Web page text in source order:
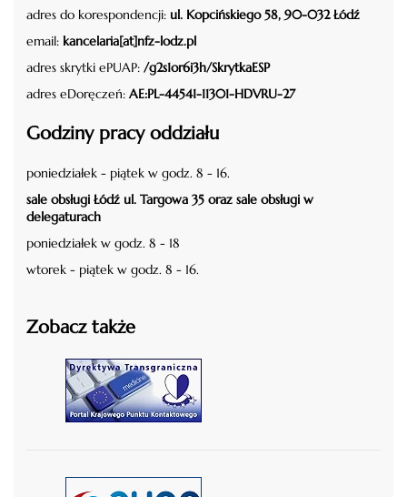
adres do korespondencji: ul. Kopcińskiego 58, 90-032 Łódź
email: kancelaria[at]nfz-lodz.pl
adres skrytki ePUAP: /g2s1or6i3h/SkrytkaESP
adres eDoręczeń: AE:PL-44541-11301-HDVRU-27
Godziny pracy oddziału
poniedziałek - piątek w godz. 8 - 16.
sale obsługi Łódź ul. Targowa 35 oraz sale obsługi w
delegaturach
poniedziałek w godz. 8 - 18
wtorek - piątek w godz. 8 - 16.
Zobacz także
czytaj więcej